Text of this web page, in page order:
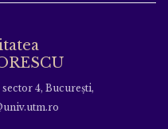
4, București,